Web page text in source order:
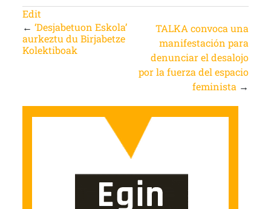
Edit
← ‘Desjabetuon Eskola’
aurkeztu du Birjabetze
Kolektiboak
TALKA convoca una
manifestación para
denunciar el desalojo
por la fuerza del espacio
feminista →